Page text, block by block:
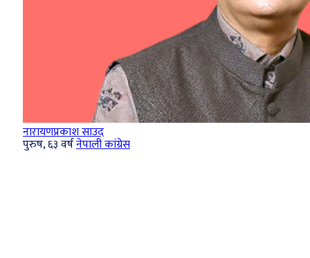
नारायणप्रकाश साउद
पुरुष, ६३ वर्षनेपाली कांग्रेस